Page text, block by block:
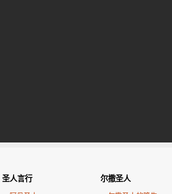
圣人言行 尔撒圣人